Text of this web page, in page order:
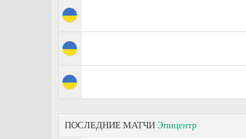
ПОСЛЕДНИЕ МАТЧИ Эпицентр